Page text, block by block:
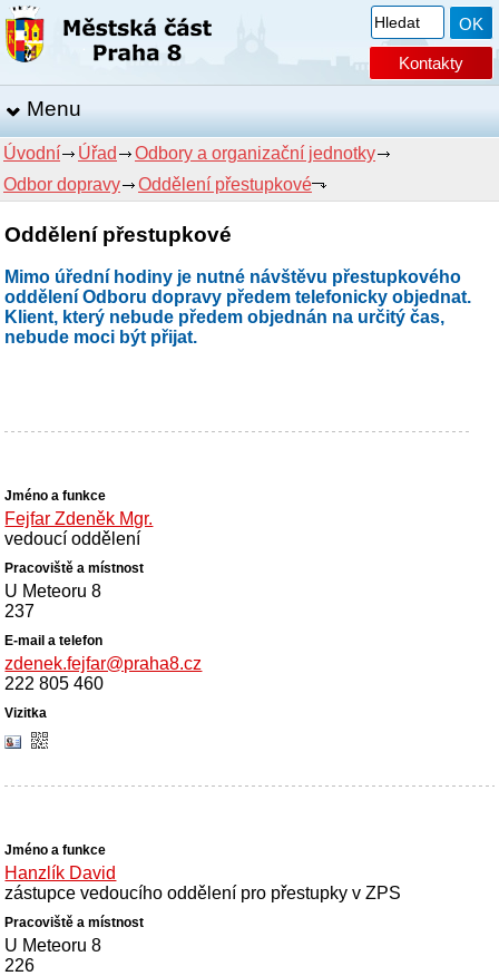
Kontakty
Menu
Úvodní Úřad
Odbory a organizační jednotky
Odbor dopravy
Oddělení přestupkové
Oddělení přestupkové
Mimo úřední hodiny je nutné návštěvu přestupkového
oddělení Odboru dopravy předem telefonicky objednat.
Klient, který nebude předem objednán na určitý čas,
nebude moci být přijat.
Fejfar Zdeněk Mgr.
vedoucí oddělení
U Meteoru 8
237
zdenek.fejfar@praha8.cz
222 805 460
Hanzlík David
zástupce vedoucího oddělení pro přestupky v ZPS
U Meteoru 8
226